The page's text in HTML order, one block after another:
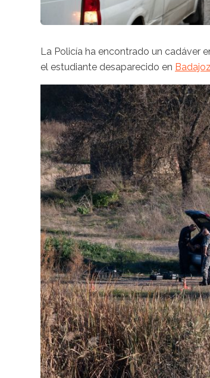
La Policía ha encontrado un cadáver
el estudiante desaparecido en Badajoz,